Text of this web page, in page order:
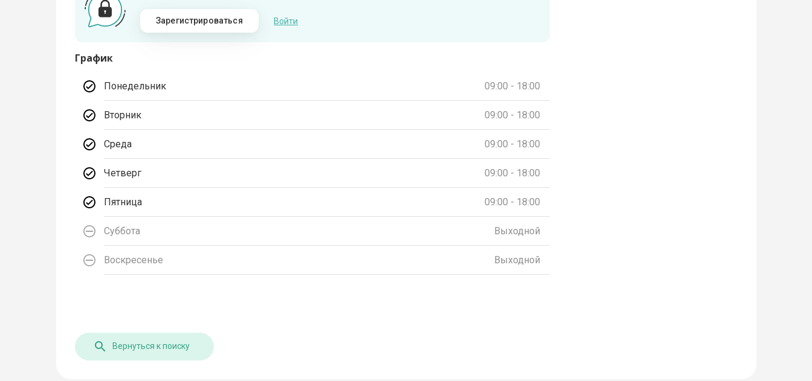
Зарегистрироваться Войти
График
Понедельник 09:00 - 18:00
Вторник 09:00 - 18:00
Среда 09:00 - 18:00
Четверг 09:00 - 18:00
Пятница 09:00 - 18:00
Суббота Выходной
Воскресенье Выходной
Вернуться к поиску